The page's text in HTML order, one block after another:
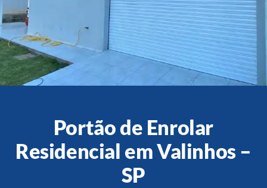
Portfólio
Contato
Acessórios
Portão de Garagem de
Enrolar em Teresópolis – RJ
Portão de Enrolar
Residencial em Valinhos –
SP